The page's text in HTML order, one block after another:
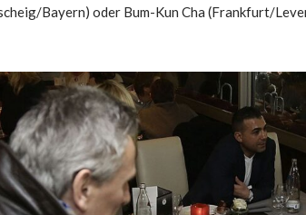
Bayern) oder Bum-Kun Cha (Frankfurt/